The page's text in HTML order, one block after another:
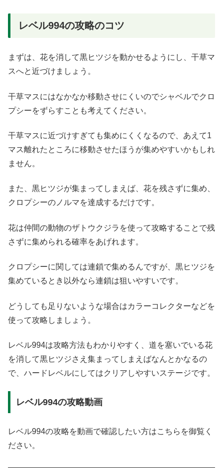
レベル994の攻略のコツ
まずは、花を消して黒ヒツジを動かせるようにし、干草マ
スへと近づけましょう。
干草マスにはなかなか移動させにくいのでシャベルでクロ
プシーをずらすことも考えてください。
干草マスに近づけすぎても集めにくくなるので、あえて1
マス離れたところに移動させたほうが集めやすいかもしれ
ません。
また、黒ヒツジが集まってしまえば、花を残さずに集め、
クロプシーのノルマを達成するだけです。
花は仲間の動物のザトウクジラを使って攻略することで残
さずに集められる確率をあげれます。
クロプシーに関しては連鎖で集めるんですが、黒ヒツジを
集めているとき以外なら連鎖は狙いやすいです。
どうしても足りないような場合はカラーコレクターなどを
使って攻略しましょう。
レベル994は攻略方法もわかりやすく、道を塞いでいる花
を消して黒ヒツジさえ集まってしまえばなんとかなるの
で、ハードレベルにしてはクリアしやすいステージです。
レベル994の攻略動画
レベル994の攻略を動画で確認したい方はこちらを御覧く
ださい。